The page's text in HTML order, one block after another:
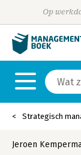
Op
Strategisch
Jeroen